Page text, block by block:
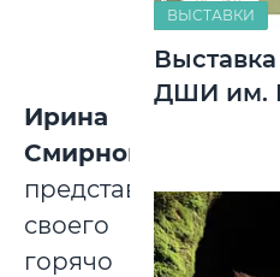
Ирина
Смирнова
представляет
своего
горячо
ВЫСТАВКИ
ДШИ им.